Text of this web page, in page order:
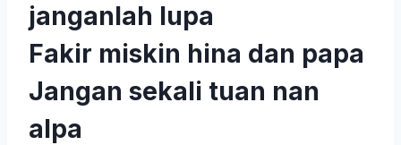
janganlah lupa
Fakir miskin hina dan papa
Jangan sekali tuan nan
alpa